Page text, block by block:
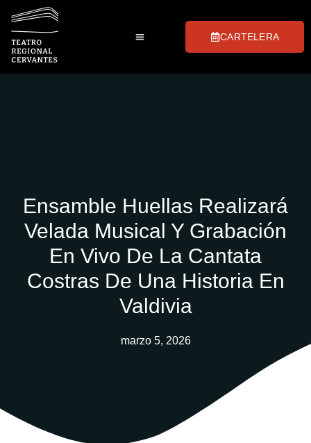
CARTELERA
Ensamble Huellas Realizará
Velada Musical Y Grabación
En Vivo De La Cantata
Costras De Una Historia En
Valdivia
marzo 5, 2026